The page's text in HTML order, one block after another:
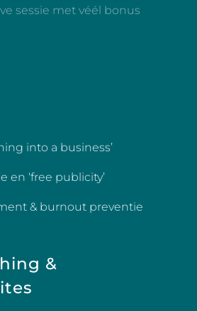
sessie met véél bonus
into a business’
en ‘free publicity’
& burnout preventie
&